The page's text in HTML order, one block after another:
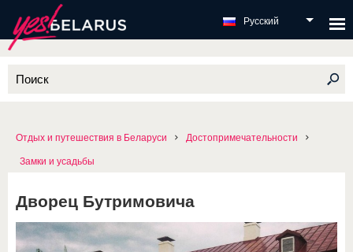
Русский
Отдых и путешествия в Беларуси Достопримечательности
Замки и усадьбы
Дворец Бутримовича